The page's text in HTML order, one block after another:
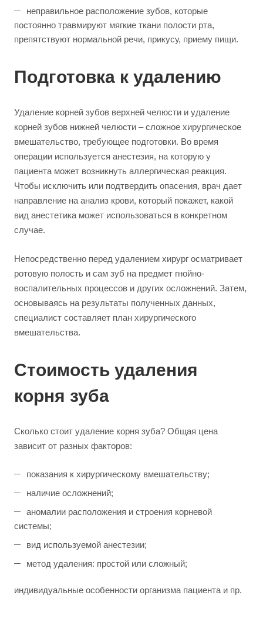
неправильное расположение зубов, которые
постоянно травмируют мягкие ткани полости рта,
препятствуют нормальной речи, прикусу, приему пищи.
Подготовка к удалению
Удаление корней зубов верхней челюсти и удаление
корней зубов нижней челюсти – сложное хирургическое
вмешательство, требующее подготовки. Во время
операции используется анестезия, на которую у
пациента может возникнуть аллергическая реакция.
Чтобы исключить или подтвердить опасения, врач дает
направление на анализ крови, который покажет, какой
вид анестетика может использоваться в конкретном
случае.
Непосредственно перед удалением хирург осматривает
ротовую полость и сам зуб на предмет гнойно-
воспалительных процессов и других осложнений. Затем,
основываясь на результаты полученных данных,
специалист составляет план хирургического
вмешательства.
Стоимость удаления
корня зуба
Сколько стоит удаление корня зуба? Общая цена
зависит от разных факторов:
показания к хирургическому вмешательству;
наличие осложнений;
аномалии расположения и строения корневой
системы;
вид используемой анестезии;
метод удаления: простой или сложный;
индивидуальные особенности организма пациента и пр.